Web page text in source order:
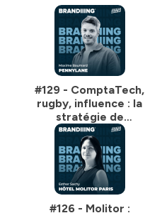
#129 - ComptaTech,
rugby, influence : la
stratégie de
marque de
Pennylane avec
Maxime Baumard
#126 - Molitor :